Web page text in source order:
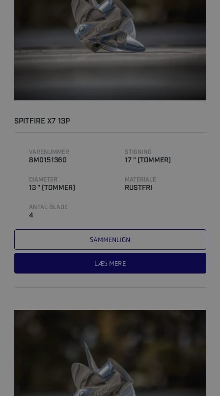
SPITFIRE X7 13P
VARENUMMER
8M0151360
STIGNING
17 " (TOMMER)
DIAMETER
13 " (TOMMER)
MATERIALE
RUSTFRI
ANTAL BLADE
4
SAMMENLIGN
LÆS MERE